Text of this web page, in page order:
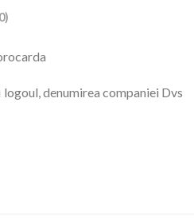
denumirea companiei Dvs